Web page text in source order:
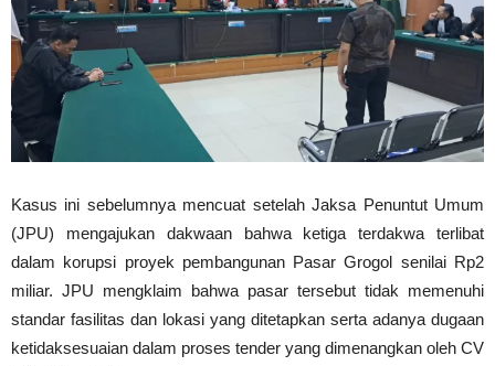
Kasus ini sebelumnya mencuat setelah Jaksa Penuntut Umum
(JPU) mengajukan dakwaan bahwa ketiga terdakwa terlibat
dalam korupsi proyek pembangunan Pasar Grogol senilai Rp2
miliar. JPU mengklaim bahwa pasar tersebut tidak memenuhi
standar fasilitas dan lokasi yang ditetapkan serta adanya dugaan
ketidaksesuaian dalam proses tender yang dimenangkan oleh CV